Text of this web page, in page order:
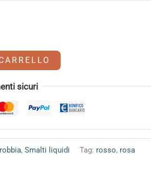
sicuri
,Smalti liquidi Tag: rosso, rosa